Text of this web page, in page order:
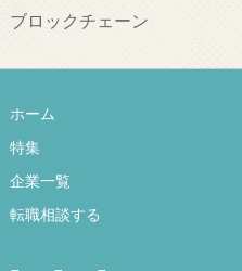
ブロックチェーン
ホーム
特集
企業一覧
転職相談する